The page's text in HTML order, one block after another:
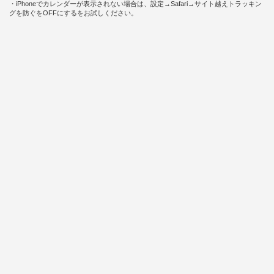
・iPhoneでカレンダーが表示されない場合は、設定→Safari→サイト越えトラッキン
グを防ぐをOFFにするをお試しください。